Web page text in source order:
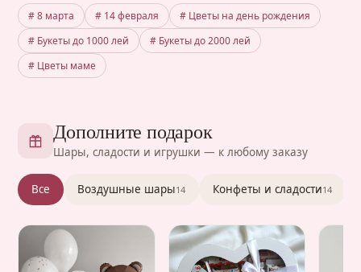
# 8 марта # 14 февраля
# Цветы на день рождения
# Букеты до 1000 лей
# Букеты до 2000 лей
# Цветы маме
Дополните подарок
Шары, сладости и игрушки — к любому заказу
Все Воздушные шары14 Конфеты и сладости14